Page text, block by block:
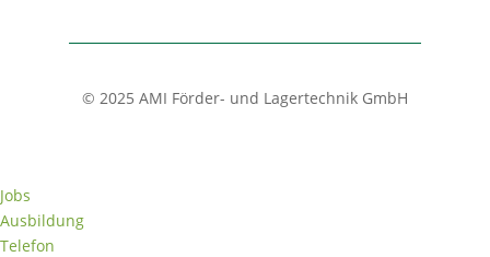
© 2025 AMI Förder- und Lagertechnik GmbH
Jobs
Ausbildung
Telefon